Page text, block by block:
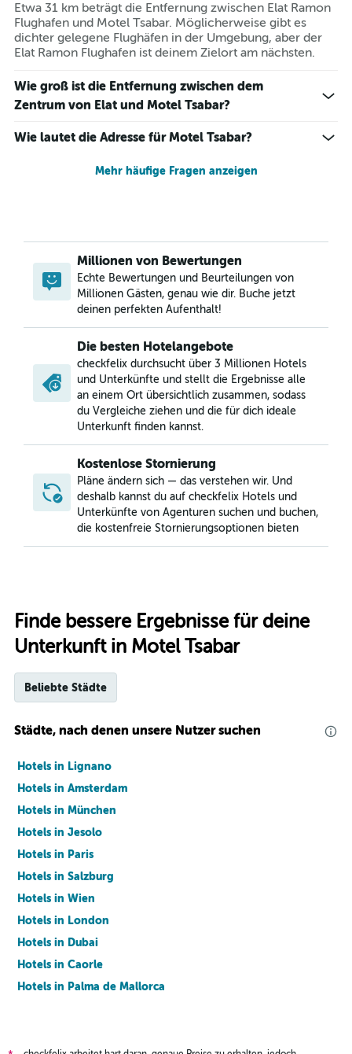
Etwa 31 km beträgt die Entfernung zwischen Elat Ramon
Flughafen und Motel Tsabar. Möglicherweise gibt es
dichter gelegene Flughäfen in der Umgebung, aber der
Elat Ramon Flughafen ist deinem Zielort am nächsten.
Wie groß ist die Entfernung zwischen dem
Zentrum von Elat und Motel Tsabar?
Wie lautet die Adresse für Motel Tsabar?
Mehr häufige Fragen anzeigen
Millionen von Bewertungen
Echte Bewertungen und Beurteilungen von
Millionen Gästen, genau wie dir. Buche jetzt
deinen perfekten Aufenthalt!
Die besten Hotelangebote
checkfelix durchsucht über 3 Millionen Hotels
und Unterkünfte und stellt die Ergebnisse alle
an einem Ort übersichtlich zusammen, sodass
du Vergleiche ziehen und die für dich ideale
Unterkunft finden kannst.
Kostenlose Stornierung
Pläne ändern sich — das verstehen wir. Und
deshalb kannst du auf checkfelix Hotels und
Unterkünfte von Agenturen suchen und buchen,
die kostenfreie Stornierungsoptionen bieten
Finde bessere Ergebnisse für deine
Unterkunft in Motel Tsabar
Beliebte Städte
Städte, nach denen unsere Nutzer suchen
Hotels in Lignano
Hotels in Amsterdam
Hotels in München
Hotels in Jesolo
Hotels in Paris
Hotels in Salzburg
Hotels in Wien
Hotels in London
Hotels in Dubai
Hotels in Caorle
Hotels in Palma de Mallorca